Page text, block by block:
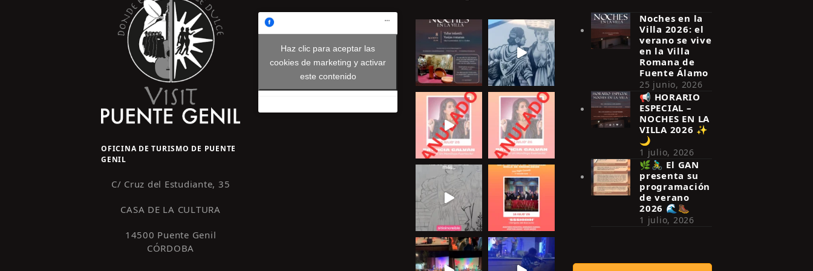
OFICINA DE TURISMO DE PUENTE
GENIL
C/ Cruz del Estudiante, 35
CASA DE LA CULTURA
14500 Puente Genil
CÓRDOBA
Haz clic para aceptar las
cookies de marketing y activar
este contenido
Noches en la
Villa 2026: el
verano se vive
en la Villa
Romana de
Fuente Álamo
25 junio, 2026
📢 HORARIO
ESPECIAL –
NOCHES EN LA
VILLA 2026 ✨
🌙
1 julio, 2026
🌿🚴‍♂️ El GAN
presenta su
programación
de verano
2026 🌊🥾
1 julio, 2026